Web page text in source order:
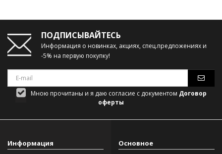
ПОДПИСЫВАЙТЕСЬ
Информация о новинках, акциях, спец.предложениях и
-5% на первую покупку!
Мною прочитаны и я даю согласие с документом Договор
оферты
Информация Основное